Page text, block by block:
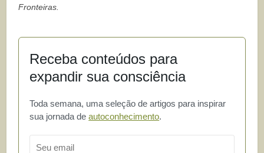
Fronteiras.
Receba conteúdos para
expandir sua consciência
Toda semana, uma seleção de artigos para inspirar
sua jornada deautoconhecimento.